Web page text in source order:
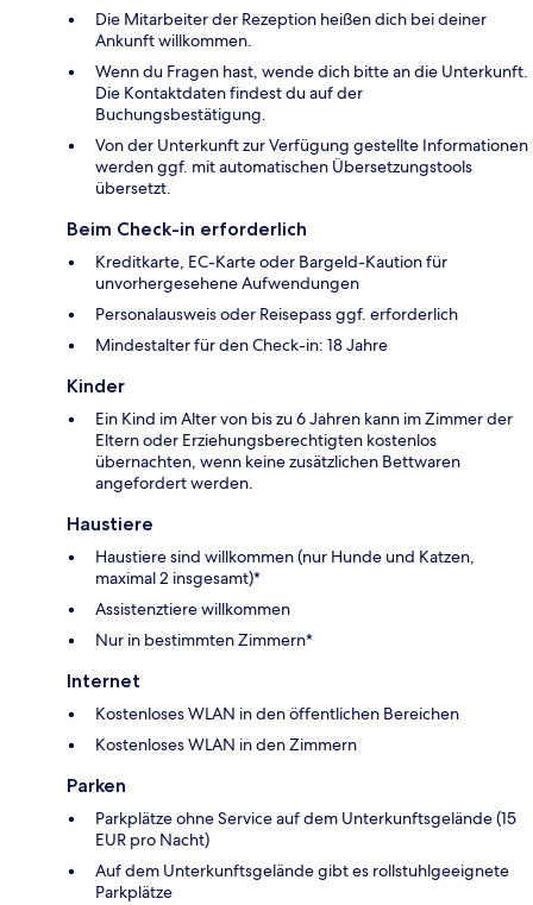
Die Mitarbeiter der Rezeption heißen dich bei deiner
Ankunft willkommen.
Wenn du Fragen hast, wende dich bitte an die Unterkunft.
Die Kontaktdaten findest du auf der
Buchungsbestätigung.
Von der Unterkunft zur Verfügung gestellte Informationen
werden ggf. mit automatischen Übersetzungstools
übersetzt.
Beim Check-in erforderlich
Kreditkarte, EC-Karte oder Bargeld-Kaution für
unvorhergesehene Aufwendungen
Personalausweis oder Reisepass ggf. erforderlich
Mindestalter für den Check-in: 18 Jahre
Kinder
Ein Kind im Alter von bis zu 6 Jahren kann im Zimmer der
Eltern oder Erziehungsberechtigten kostenlos
übernachten, wenn keine zusätzlichen Bettwaren
angefordert werden.
Haustiere
Haustiere sind willkommen (nur Hunde und Katzen,
maximal 2 insgesamt)*
Assistenztiere willkommen
Nur in bestimmten Zimmern*
Internet
Kostenloses WLAN in den öffentlichen Bereichen
Kostenloses WLAN in den Zimmern
Parken
Parkplätze ohne Service auf dem Unterkunftsgelände (15
EUR pro Nacht)
Auf dem Unterkunftsgelände gibt es rollstuhlgeeignete
Parkplätze